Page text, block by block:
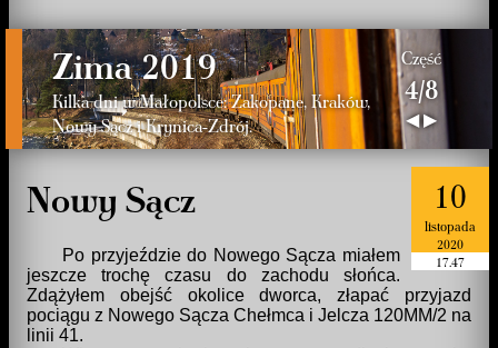
Zima 2019
Kilka dni w Małopolsce: Zakopane, Kraków,
Nowy Sącz i Krynica-Zdrój.
Część
4/8
◀▶
10
listopada
2020
17.47
Nowy Sącz
Po przyjeździe do Nowego Sącza miałem
jeszcze trochę czasu do zachodu słońca.
Zdążyłem obejść okolice dworca, złapać przyjazd
pociągu z Nowego Sącza Chełmca i Jelcza 120MM/2 na
linii 41.